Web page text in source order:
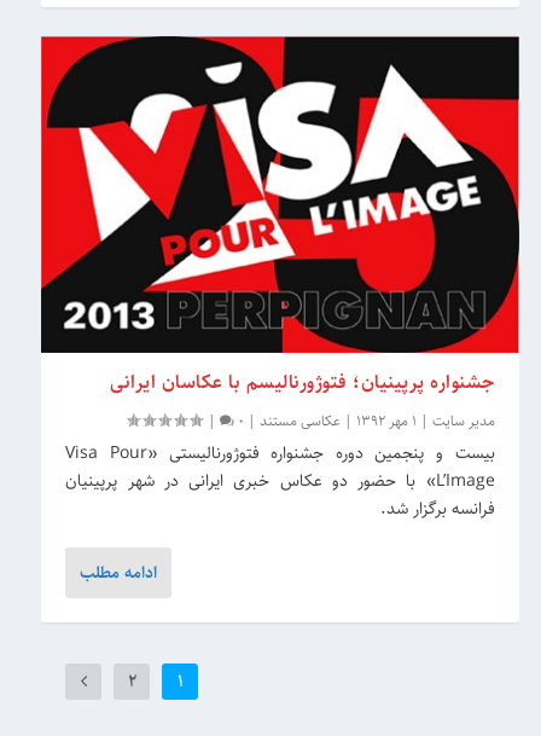
جشنواره پرپینیان؛ فتوژورنالیسم با عکاسان ایرانی
مدیر سایت | 1 مهر 1392 |عکاسی مستند |
0
|
بیست و پنجمین دوره‌ جشنواره‌ فتوژورنالیستی «Visa Pour
L’Image» با حضور دو عکاس خبری ایرانی در شهر پرپینیان
فرانسه برگزار شد.
ادامه مطلب
1
2